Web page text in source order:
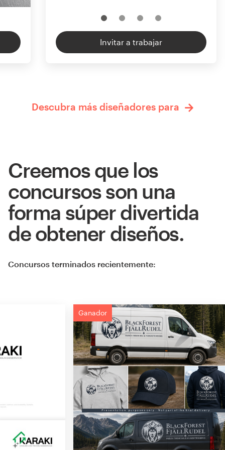
Invitar a trabajar
Descubra más diseñadores para
Creemos que los
concursos son una
forma súper divertida
de obtener diseños.
Concursos terminados recientemente:
Ganador